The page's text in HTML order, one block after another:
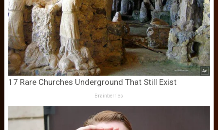
17 Rare Churches Underground That Still Exist
Brainberries